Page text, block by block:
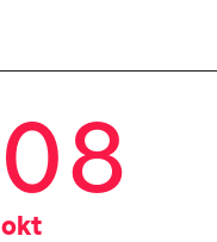
08
okt